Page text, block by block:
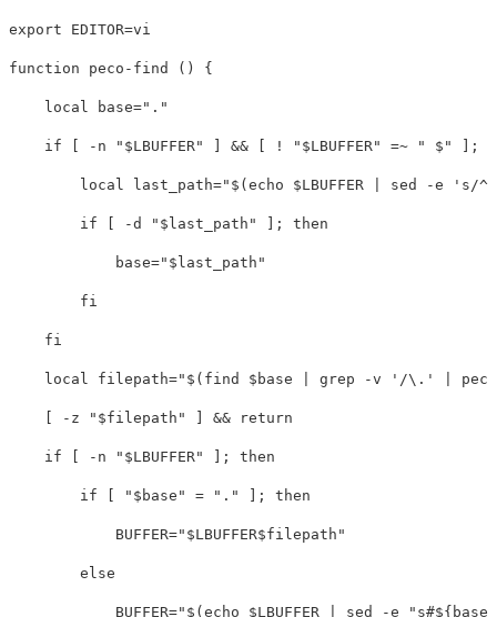
export EDITOR=
function peco-find () {
local base="."
if -n " $LBUFFER " && ! " $LBUFFER " =~ " $" ;
local last_path=" $( echo $LBUFFER sed -e 's/
if -d " $last_path " ; then
base=" $last_path "
fi
    fi
local filepath=" $( find $base grep -v '/\.' |
-z " $filepath " && return
    if
-n " $LBUFFER " ; then
        if
" $base " = "." ; then
BUFFER=" $LBUFFER$filepath "
else
BUFFER=" $( echo $LBUFFER sed -e "s#${ base